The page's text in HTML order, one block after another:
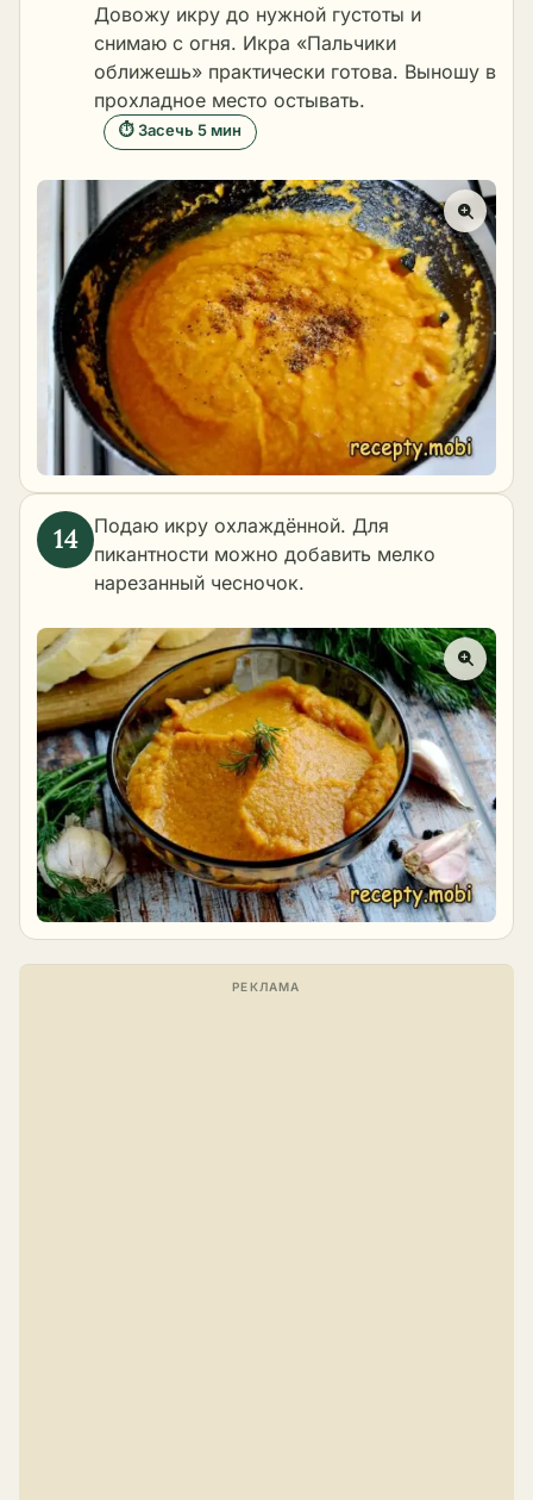
Довожу икру до нужной густоты и
снимаю с огня. Икра «Пальчики
оближешь» практически готова. Выношу в
прохладное место остывать.
⏱ Засечь 5 мин
Подаю икру охлаждённой. Для
пикантности можно добавить мелко
нарезанный чесночок.